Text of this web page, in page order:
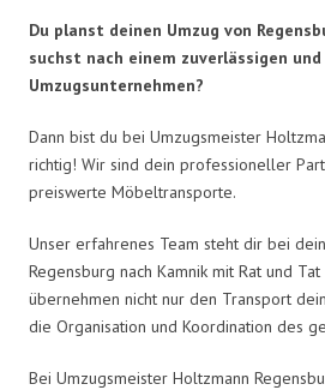
Du planst deinen Umzug von
suchst nach einem zuverlässigen
Umzugsunternehmen?
Dann bist du bei Umzugsmeister
richtig! Wir sind dein professioneller
preiswerte Möbeltransporte.
Unser erfahrenes Team steht dir bei
Regensburg nach Kamnik mit Rat und
übernehmen nicht nur den Transport
die Organisation und Koordination des
Bei Umzugsmeister Holtzmann